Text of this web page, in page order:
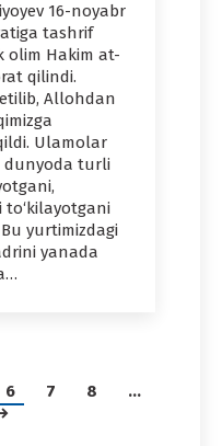
16-noyabr
tashrif
olim Hakim at-
qilindi.
Allohdan
Ulamolar
dunyoda turli
yurtimizdagi
yanada
6 7 8
…